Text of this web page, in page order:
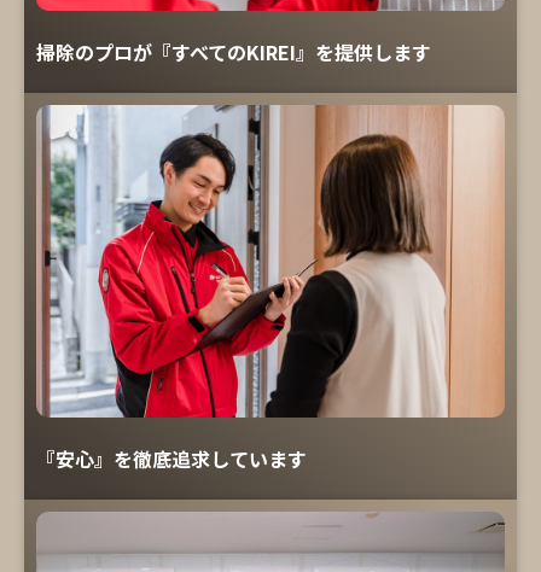
掃除のプロが『すべてのKIREI』を提供します
『安心』を徹底追求しています